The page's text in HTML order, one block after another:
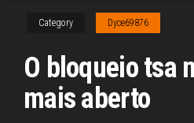
Category Dyce69876
O bloqueio tsa
mais aberto